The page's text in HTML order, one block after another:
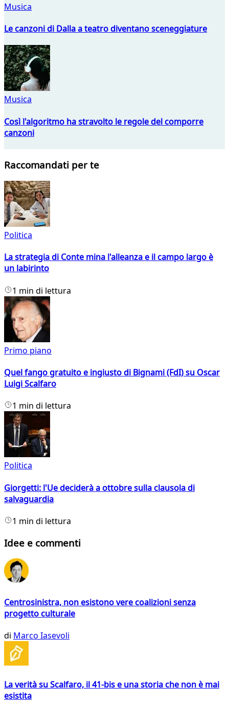
Musica
Le canzoni di Dalla a teatro diventano sceneggiature
Musica
Così l'algoritmo ha stravolto le regole del comporre
canzoni
Raccomandati per te
Politica
La strategia di Conte mina l'alleanza e il campo largo è
un labirinto
1 min di lettura
Primo piano
Quel fango gratuito e ingiusto di Bignami (FdI) su Oscar
Luigi Scalfaro
1 min di lettura
Politica
Giorgetti: l'Ue deciderà a ottobre sulla clausola di
salvaguardia
1 min di lettura
Idee e commenti
Centrosinistra, non esistono vere coalizioni senza
progetto culturale
di Marco Iasevoli
La verità su Scalfaro, il 41-bis e una storia che non è mai
esistita